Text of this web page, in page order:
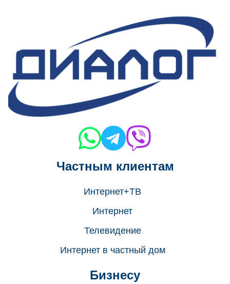
Частным клиентам
Интернет+ТВ
Интернет
Телевидение
Интернет в частный дом
Бизнесу